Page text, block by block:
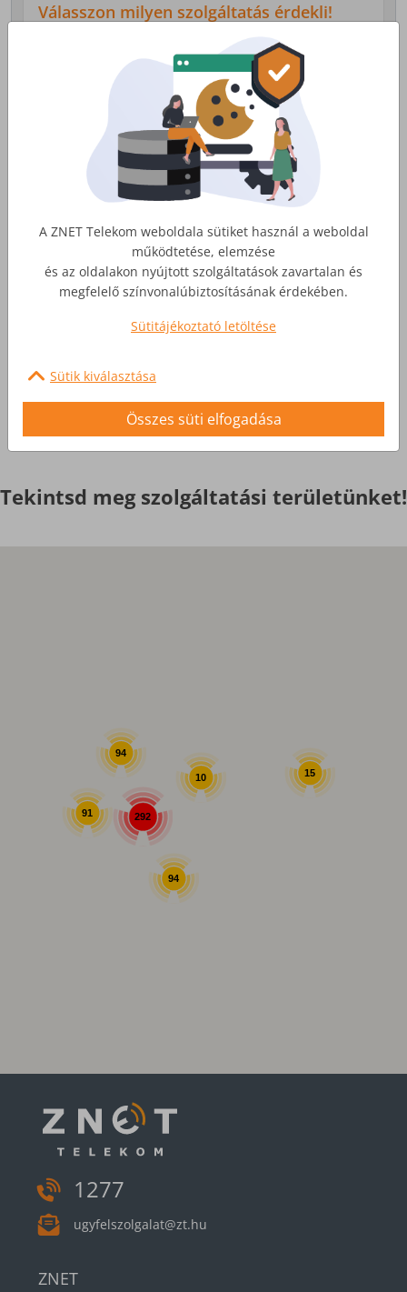
Válasszon milyen szolgáltatás érdekli!
Lakossági Internet
Otthoni internet, telefon és tv
szolgáltatás
Érdekel
Üzleti Internet
szolgáltatások
Tekintsd meg szolgáltatási területünket!
292
94
94
10 15
91
1277
ugyfelszolgalat@zt.hu
ZNET
A ZNET Telekom weboldala sütiket használ a weboldal
működtetése, elemzése
és az oldalakon nyújtott szolgáltatások zavartalan és
megfelelő színvonalúbiztosításának érdekében.
Sütitájékoztató letöltése
Sütik kiválasztása
Összes süti elfogadása